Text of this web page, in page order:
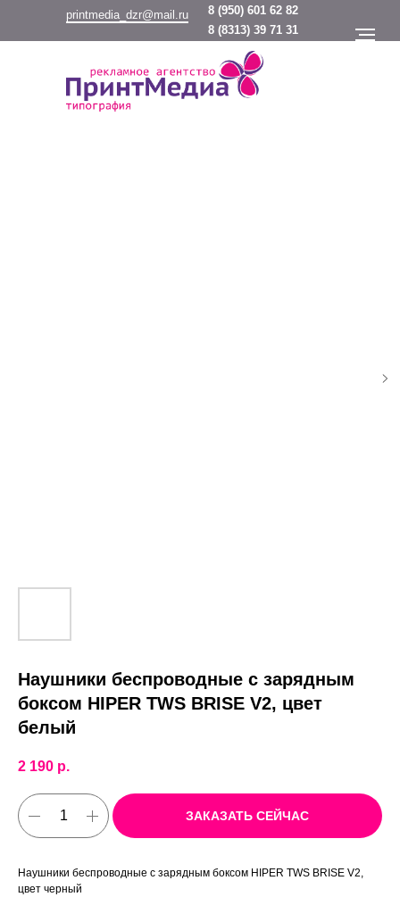
8 (950) 601 62 82
printmedia_dzr@mail.ru
8 (8313) 39 71 31
Наушники беспроводные с зарядным
боксом HIPER TWS BRISE V2, цвет
белый
2 190 р.
ЗАКАЗАТЬ СЕЙЧАС
Наушники беспроводные с зарядным боксом HIPER TWS BRISE V2,
цвет черный